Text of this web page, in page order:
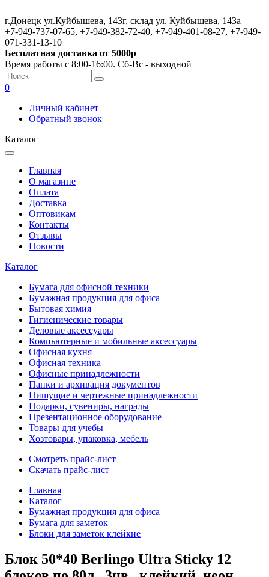
г.Донецк ул.Куйбышева, 143г, склад ул. Куйбышева, 143а
+7-949-737-07-65, +7-949-382-72-40, +7-949-401-08-27, +7-949-
071-331-13-10
Бесплатная доставка от 5000р
Время работы с 8:00-16:00. Сб-Вс - выходной
0
Личный кабинет
Обратный звонок
Каталог
Главная
О магазине
Оплата
Доставка
Оптовикам
Контакты
Отзывы
Новости
Каталог
Бумага для офисной техники
Бумажная продукция для офиса
Бытовая химия
Гигиенические товары
Деловые аксессуары
Компьютерные и мобильные аксессуары
Офисная кухня
Офисная техника
Офисные принадлежности
Папки и архивация документов
Пишущие и чертежные принадлежности
Подарки, сувениры, награды
Презентационное оборудование
Товары для учебы
Хозтовары, упаковка, мебель
Смотреть прайс-лист
Скачать прайс-лист
Главная
Каталог
Бумажная продукция для офиса
Бумага для заметок
Блоки для заметок клейкие
Блок 50*40 Berlingo Ultra Sticky 12